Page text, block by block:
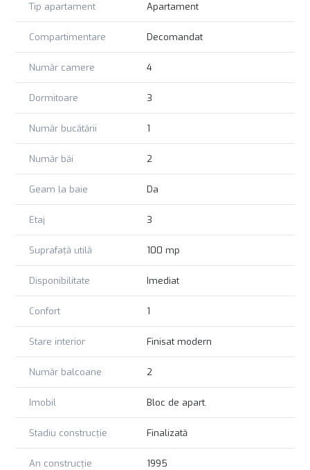
Pentru mai multe informații, va invitam cu drag la vizionare!
comision 0
Tip apartament Apartament
Compartimentare Decomandat
Număr camere 4
Dormitoare 3
Număr bucătării 1
Număr băi 2
Geam la baie Da
Etaj 3
Suprafață utilă 100 mp
Disponibilitate Imediat
Confort 1
Stare interior Finisat modern
Număr balcoane 2
Imobil Bloc de apart.
Stadiu construcție Finalizată
An construcție 1995